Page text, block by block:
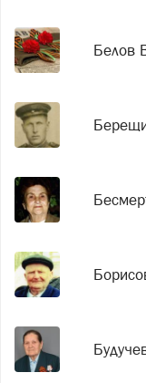
Белов